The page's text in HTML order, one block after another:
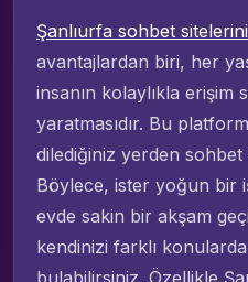
Şanlıurfa sohbet
avantajlardan biri, her
insanın kolaylıkla
yaratmasıdır. Bu
dilediğiniz yerden
Böylece, ister yoğun bir
evde sakin bir akşam
kendinizi farklı
bulabilirsiniz. Özellikle